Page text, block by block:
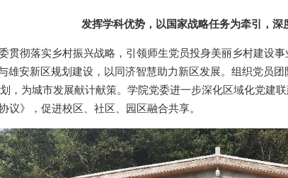
发挥学科优势，以国家战略任务为牵引，深
贯彻落实乡村振兴战略，引领师生党员投身美丽乡村建设
雄安新区规划建设，以同济智慧助力新区发展。组织党员
，为城市发展献计献策。学院党委进一步深化区域化党建
议》，促进校区、社区、园区融合共享。